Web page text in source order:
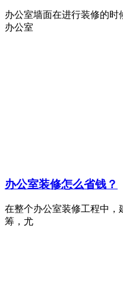
办公室墙面在进行装修的
办公室
办公室装修怎么省钱？
在整个办公室装修工程中
筹，尤